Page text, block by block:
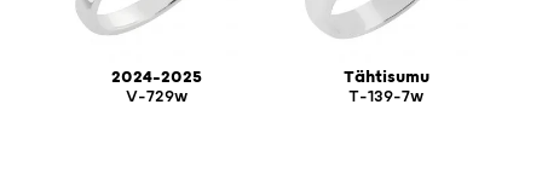
2024-2025
V-729w
Tähtisumu
T-139-7w